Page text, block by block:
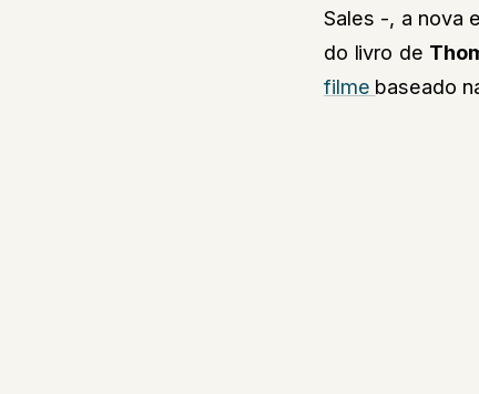
Sales -, a nova
do livro de
filme baseado